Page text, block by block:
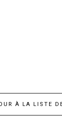
À LA LISTE